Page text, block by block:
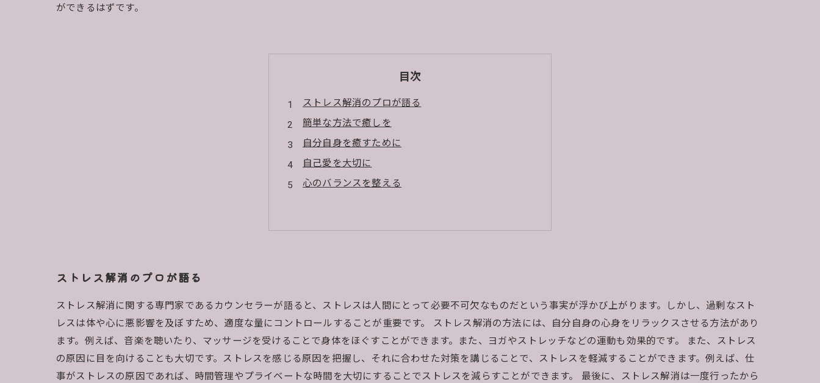
ができるはずです。
目次
ストレス解消のプロが語る
簡単な方法で癒しを
自分自身を癒すために
自己愛を大切に
心のバランスを整える
ストレス解消のプロが語る
ストレス解消に関する専門家であるカウンセラーが語ると、ストレスは人間にとって必要不可欠なものだという事実が浮かび上がります。しかし、過剰なスト
レスは体や心に悪影響を及ぼすため、適度な量にコントロールすることが重要です。 ストレス解消の方法には、自分自身の心身をリラックスさせる方法があり
ます。例えば、音楽を聴いたり、マッサージを受けることで身体をほぐすことができます。また、ヨガやストレッチなどの運動も効果的です。 また、ストレス
の原因に目を向けることも大切です。ストレスを感じる原因を把握し、それに合わせた対策を講じることで、ストレスを軽減することができます。例えば、仕
事がストレスの原因であれば、時間管理やプライベートな時間を大切にすることでストレスを減らすことができます。 最後に、ストレス解消は一度行ったから